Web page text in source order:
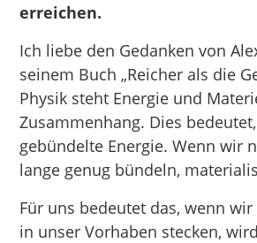
erreichen.
Ich liebe den Gedanken von
seinem Buch „Reicher als die
Physik steht Energie und
Zusammenhang. Dies
gebündelte Energie. Wenn wir
lange genug bündeln,
Für uns bedeutet das, wenn
in unser Vorhaben stecken,